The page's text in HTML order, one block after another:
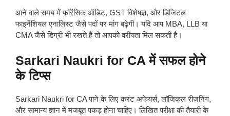
आने वाले समय में फॉरेंसिक ऑडिट, GST विशेषज्ञ, और डिजिटल
फाइनेंशियल एनालिस्ट जैसे पदों पर मांग बढ़ेगी। यदि आप MBA, LLB या
CMA जैसे डिग्री भी रखते हैं तो आपको वरीयता मिल सकती है।
Sarkari Naukri for CA में सफल होने
के टिप्स
Sarkari Naukri for CA पाने के लिए करंट अफेयर्स, लॉजिकल रीजनिंग,
और सामान्य ज्ञान में मजबूत पकड़ होना चाहिए। लिखित परीक्षा की तैयारी के